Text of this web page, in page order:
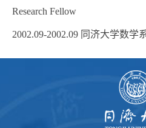
Research Fellow
2002.09-2002.09 同济大学数学